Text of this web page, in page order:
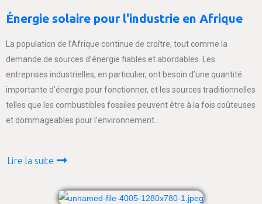
Énergie solaire pour l'industrie en Afrique
La population de l’Afrique continue de croître, tout comme la
demande de sources d’énergie fiables et abordables. Les
entreprises industrielles, en particulier, ont besoin d’une quantité
importante d’énergie pour fonctionner, et les sources traditionnelles
telles que les combustibles fossiles peuvent être à la fois coûteuses
et dommageables pour l’environnement…
Lire la suite